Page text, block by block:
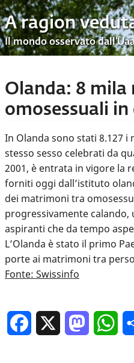
A ragion
Il mondo osservato
Olanda: 8
omosessuali in
In Olanda sono stati 8.127
stesso sesso celebrati da
2001, è entrata in vigore la
forniti oggi dall’istituto
dei matrimoni tra
progressivamente calando,
aspiranti che da tempo
L’Olanda è stato il primo
porte ai matrimoni tra
Fonte: Swissinfo
Facebook